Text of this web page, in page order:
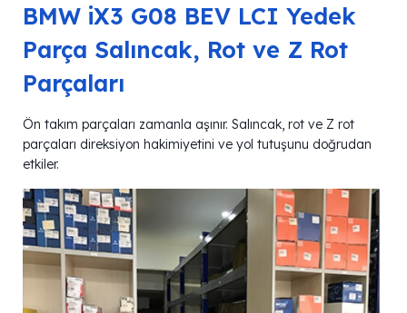
BMW iX3 G08 BEV LCI Yedek
Parça Salıncak, Rot ve Z Rot
Parçaları
Ön takım parçaları zamanla aşınır. Salıncak, rot ve Z rot
parçaları direksiyon hakimiyetini ve yol tutuşunu doğrudan
etkiler.